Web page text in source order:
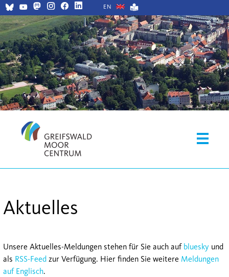
EN
Aktuelles
Unsere Aktuelles-Meldungen stehen für Sie auch auf bluesky und
als RSS-Feed zur Verfügung. Hier finden Sie weitere Meldungen
auf Englisch.